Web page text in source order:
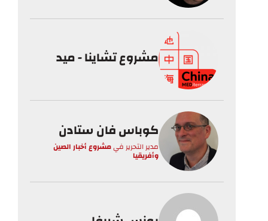
مشروع تشاينا - ميد
كوباس فان ستادن
مدير التحرير فيمشروع أخبار الصين
وأفريقيا